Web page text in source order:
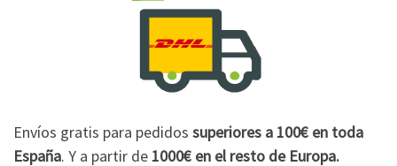
Envíos gratis para pedidos superiores a 100€ en toda
España. Y a partir de 1000€ en el resto de Europa.